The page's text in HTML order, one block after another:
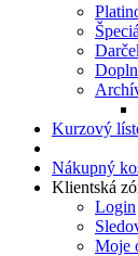
Kurzový
Nákupný
Klientská
Login
Moje